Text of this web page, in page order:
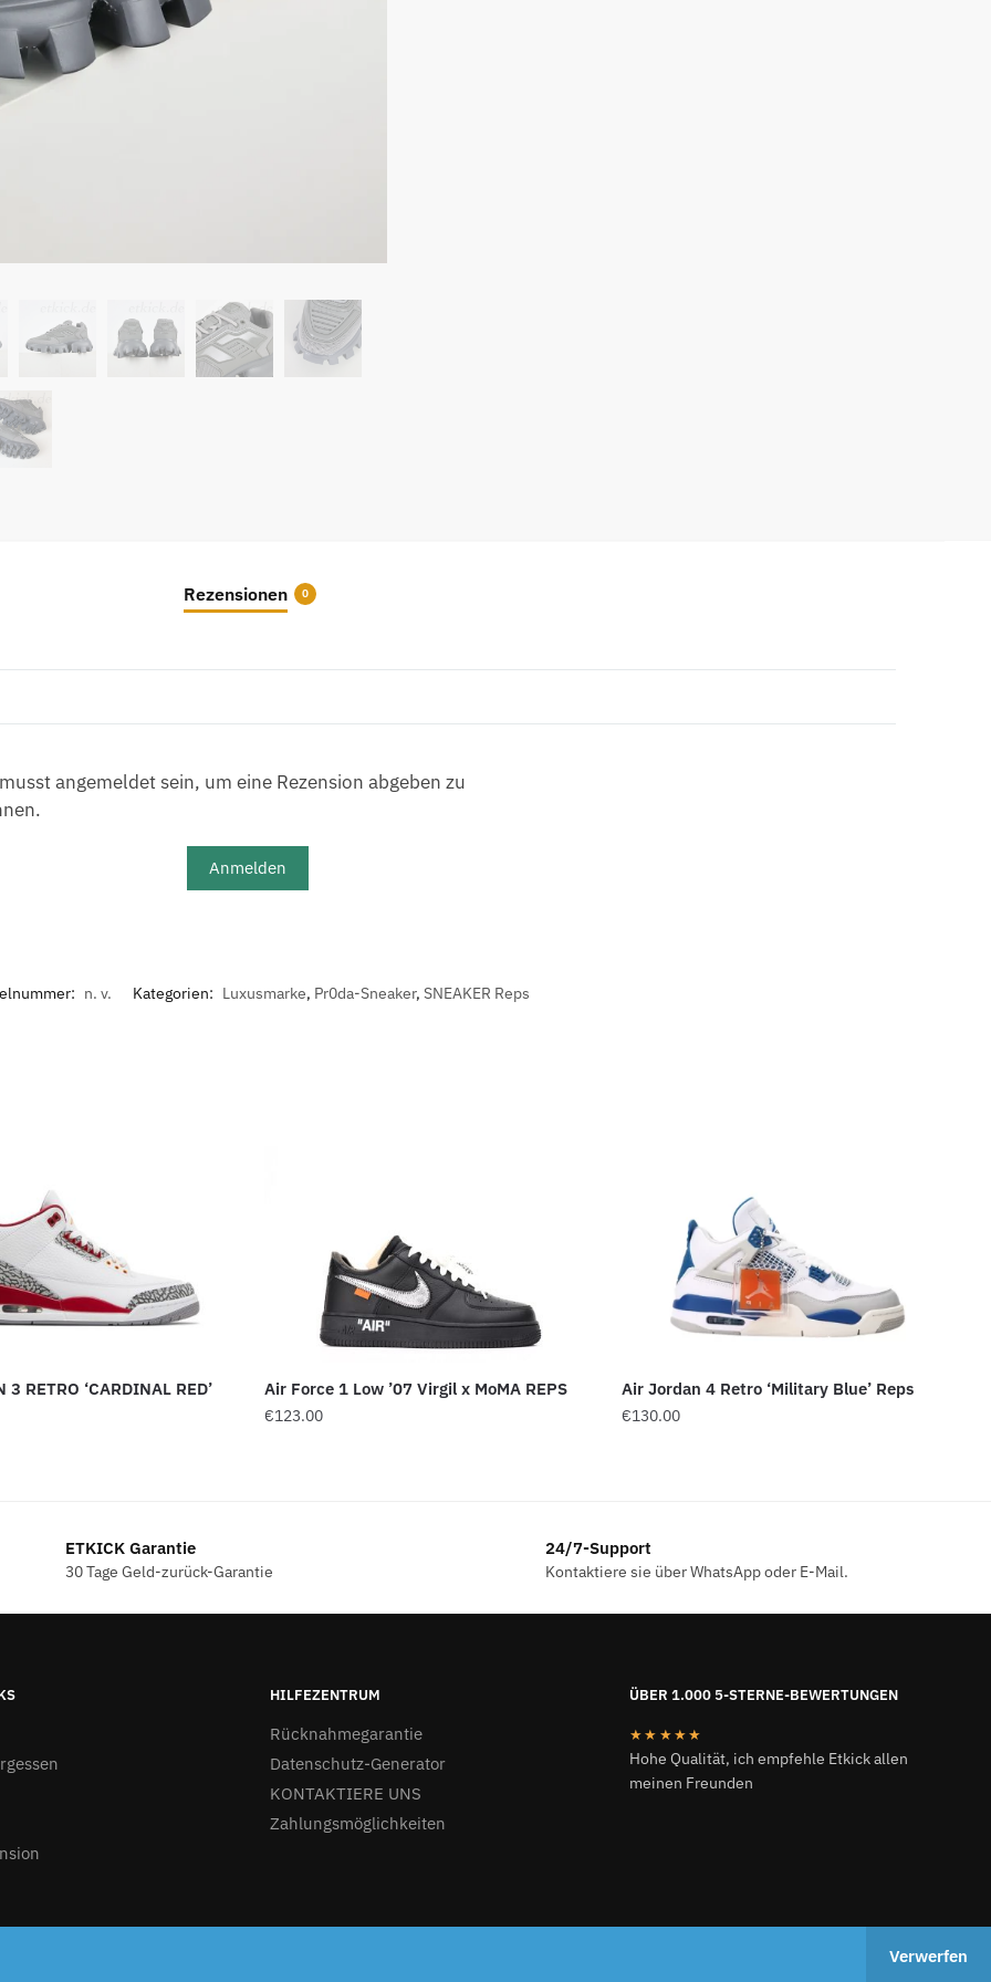
Verwerfen
Rezensionen 0
angemeldet sein, um eine Rezension abgeben zu
Anmelden
n. v. Kategorien: Luxusmarke, Pr0da-Sneaker, SNEAKER Reps
3 RETRO ‘CARDINAL RED’ Air Force 1 Low ’07 Virgil x MoMA REPS
€123.00
Air Jordan 4 Retro ‘Military Blue’ Reps
€130.00
ETKICK Garantie
30 Tage Geld-zurück-Garantie
24/7-Support
Kontaktiere sie über WhatsApp oder E-Mail.
HILFEZENTRUM
Rücknahmegarantie
Datenschutz-Generator
KONTAKTIERE UNS
Zahlungsmöglichkeiten
ÜBER 1.000 5-STERNE-BEWERTUNGEN
★★★★★
Hohe Qualität, ich empfehle Etkick allen
meinen Freunden